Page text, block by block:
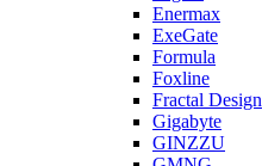
Enermax
ExeGate
Formula
Foxline
Fractal Design
Gigabyte
GINZZU